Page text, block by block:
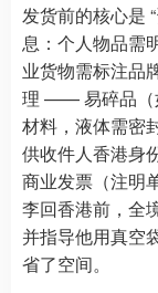
发货前的核心是
息：个人物品需
业货物需标注品
理 —— 易碎品（
材料，液体需密
供收件人香港身
商业发票（注明
李回香港前，全
并指导他用真空
省了空间。